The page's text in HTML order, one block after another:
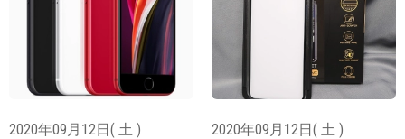
2020年09月12日( 土 ) 2020年09月12日( 土 )